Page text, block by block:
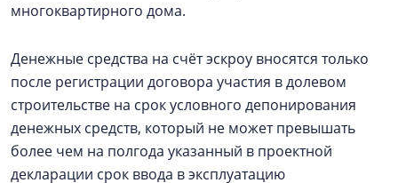
многоквартирного дома.
Денежные средства на счёт эскроу вносятся только
после регистрации договора участия в долевом
строительстве на срок условного депонирования
денежных средств, который не может превышать
более чем на полгода указанный в проектной
декларации срок ввода в эксплуатацию